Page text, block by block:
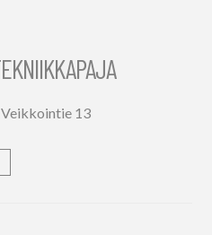
Veikkointie 13